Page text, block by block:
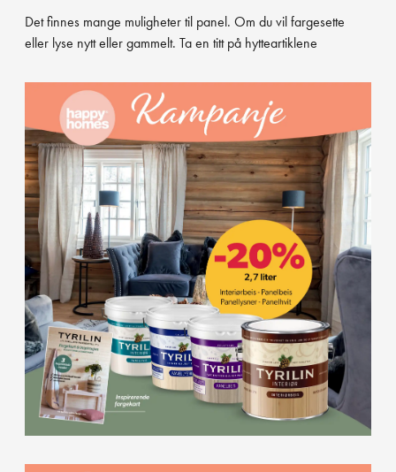
Det finnes mange muligheter til panel. Om du vil fargesette
eller lyse nytt eller gammelt. Ta en titt på hytteartiklene